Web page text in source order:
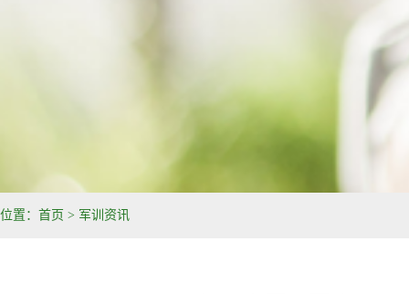
位置： 首页 > 军训资讯